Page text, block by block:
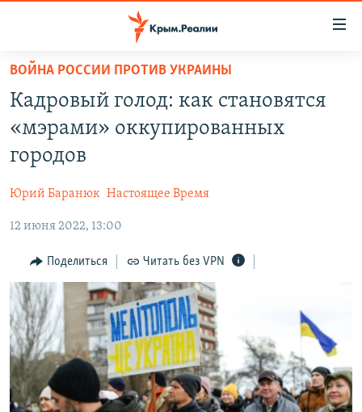
Вернуться
основному
содержанию
Вернутся
главной
навигации
Вернутся
поиску
СПЕЦПРОЕКТЫ
11 ЛЕТ ОККУПАЦИИ КРЫМА. 11 ИСТОРИЙ СОПРОТИВЛЕНИЯ
ВОДА
ЕЩЕ
ИНТЕРАКТИВ
ИНФОГРАФИКА
ТЕЛЕПРОЕКТ КРЫМ.РЕАЛИИ
СОВЕТЫ ПРАВОЗАЩИТНИКОВ
ПРОПАВШИЕ БЕЗ ВЕСТИ
ПОБЕДИТЕЛЕЙ НЕ СУДЯТ?
КРЫМ.НЕПОКОРЕННЫЙ
РАДІО СВОБОДА
КАК ОБОЙТИ БЛОКИРОВКУ
Українською
Qırımtatar
ПРИСОЕДИНЯЙТЕСЬ!
ВОЙНА РОССИИ ПРОТИВ УКРАИНЫ
Кадровый голод: как становятся
«мэрами» оккупированных
городов
Юрий Баранюк Настоящее Время
12 июня 2022, 13:00
Поделиться Читать без VPN